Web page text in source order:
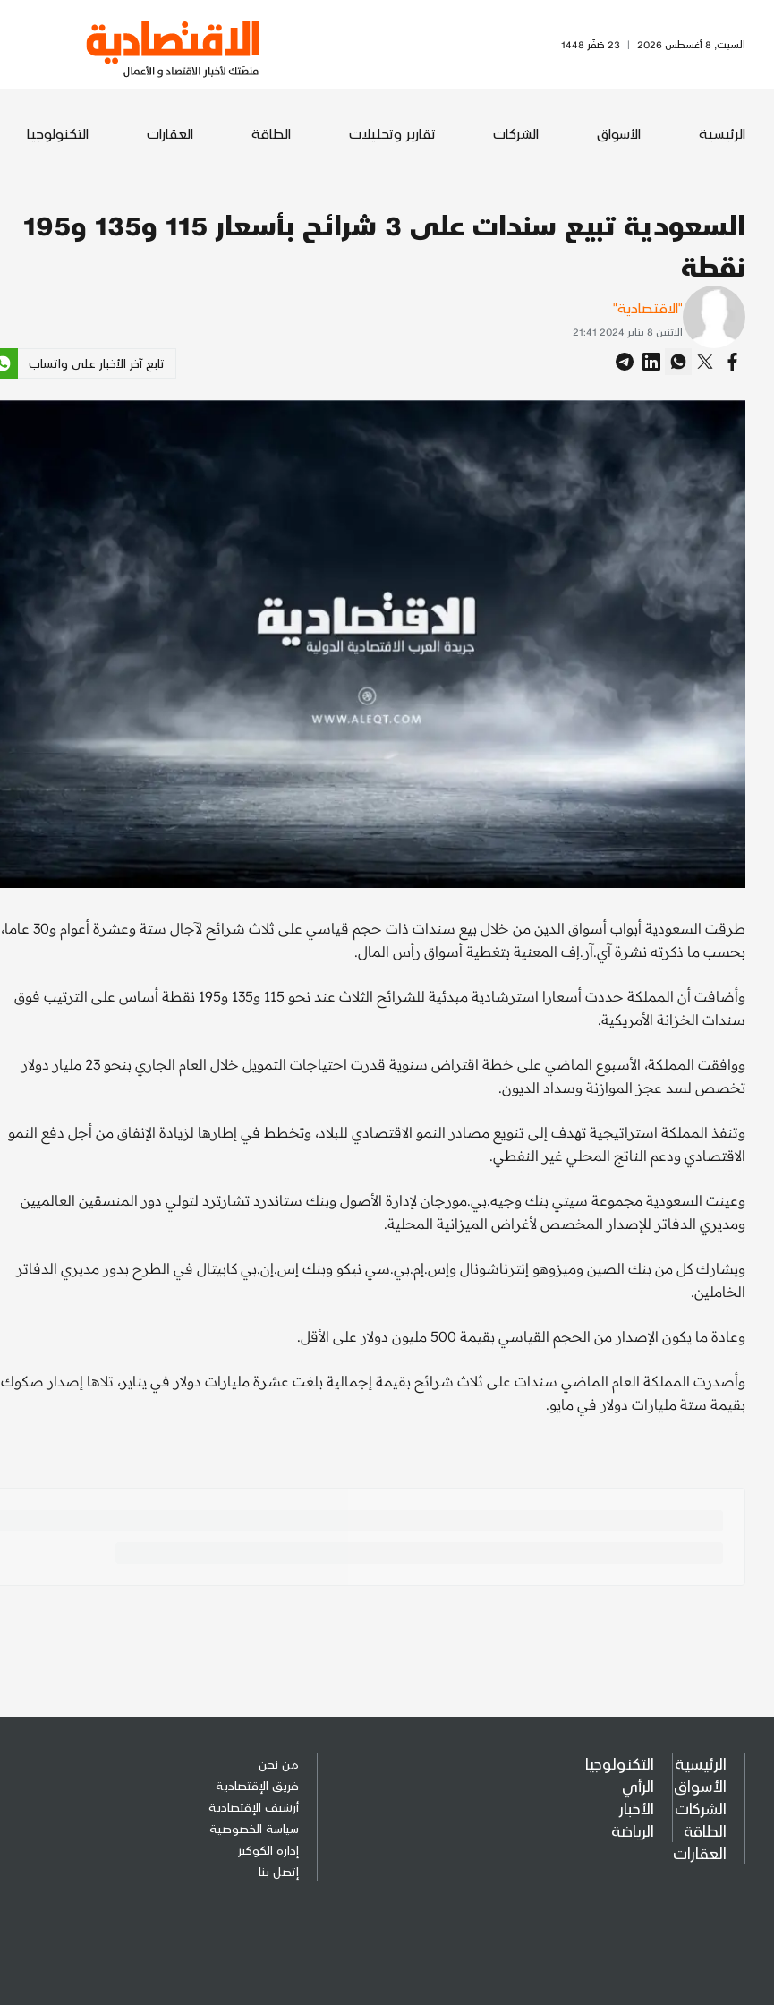
السبت, 8 أغسطس 2026 | 23 صَفَر 1448
الرئيسية الأسواق الشركات تقارير وتحليلات الطاقة العقارات التكنولوجيا
السعودية تبيع سندات على 3 شرائح بأسعار 115 و135 و195
نقطة
"الاقتصادية"
الاثنين 8 يناير 2024 21:41
تابع آخر الأخبار على واتساب
طرقت السعودية أبواب أسواق الدين من خلال بيع سندات ذات حجم قياسي على ثلاث شرائح لآجال ستة وعشرة أعوام و30 عاما،
بحسب ما ذكرته نشرة آي.آر.إف المعنية بتغطية أسواق رأس المال.
وأضافت أن المملكة حددت أسعارا استرشادية مبدئية للشرائح الثلاث عند نحو 115 و135 و195 نقطة أساس على الترتيب فوق
سندات الخزانة الأمريكية.
ووافقت المملكة، الأسبوع الماضي على خطة اقتراض سنوية قدرت احتياجات التمويل خلال العام الجاري بنحو 23 مليار دولار
تخصص لسد عجز الموازنة وسداد الديون.
وتنفذ المملكة استراتيجية تهدف إلى تنويع مصادر النمو الاقتصادي للبلاد، وتخطط في إطارها لزيادة الإنفاق من أجل دفع النمو
الاقتصادي ودعم الناتج المحلي غير النفطي.
وعينت السعودية مجموعة سيتي بنك وجيه.بي.مورجان لإدارة الأصول وبنك ستاندرد تشارترد لتولي دور المنسقين العالميين
ومديري الدفاتر للإصدار المخصص لأغراض الميزانية المحلية.
ويشارك كل من بنك الصين وميزوهو إنترناشونال وإس.إم.بي.سي نيكو وبنك إس.إن.بي كابيتال في الطرح بدور مديري الدفاتر
الخاملين.
وعادة ما يكون الإصدار من الحجم القياسي بقيمة 500 مليون دولار على الأقل.
وأصدرت المملكة العام الماضي سندات على ثلاث شرائح بقيمة إجمالية بلغت عشرة مليارات دولار في يناير، تلاها إصدار صكوك
بقيمة ستة مليارات دولار في مايو.
الرئيسية
الأسواق
الشركات
الطاقة
العقارات
التكنولوجيا
الرأي
الأخبار
الرياضة
من نحن
فريق الإقتصادية
أرشيف الإقتصادية
سياسة الخصوصية
إدارة الكوكيز
إتصل بنا